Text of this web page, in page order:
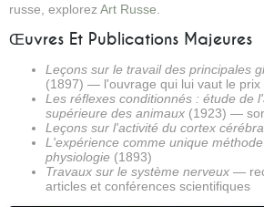
russe, explorez Art Russe
Œuvres Et Publications Majeures
Leçons sur le travail des principales
(1897) — l'ouvrage qui lui vaut le prix
Les réflexes conditionnés : étude de
supérieure des animaux (1923) —
Leçons sur l'activité du cortex
L'expérience comme unique
physiologie (1893)
Travaux sur le système nerveux —
articles et conférences scientifiques